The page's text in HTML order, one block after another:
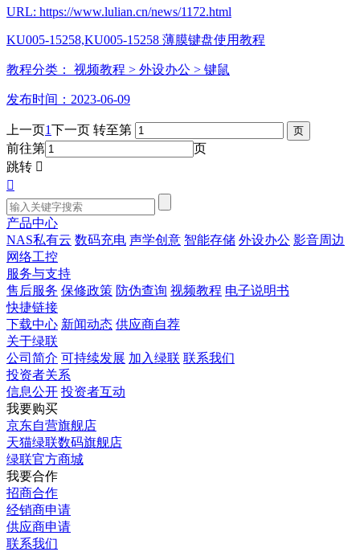
URL: https://www.lulian.cn/news/1172.html
KU005-15258,KU005-15258 薄膜键盘使用教程
教程分类： 视频教程 > 外设办公 > 键鼠
发布时间：2023-06-09
上一页1下一页 转至第
前往第
页
跳转 

产品中心
NAS私有云 数码充电 声学创意 智能存储 外设办公 影音周边
网络工控
服务与支持
售后服务 保修政策 防伪查询 视频教程 电子说明书
快捷链接
下载中心 新闻动态 供应商自荐
关于绿联
公司简介 可持续发展 加入绿联 联系我们
投资者关系
信息公开 投资者互动
我要购买
京东自营旗舰店
天猫绿联数码旗舰店
绿联官方商城
我要合作
招商合作
经销商申请
供应商申请
联系我们